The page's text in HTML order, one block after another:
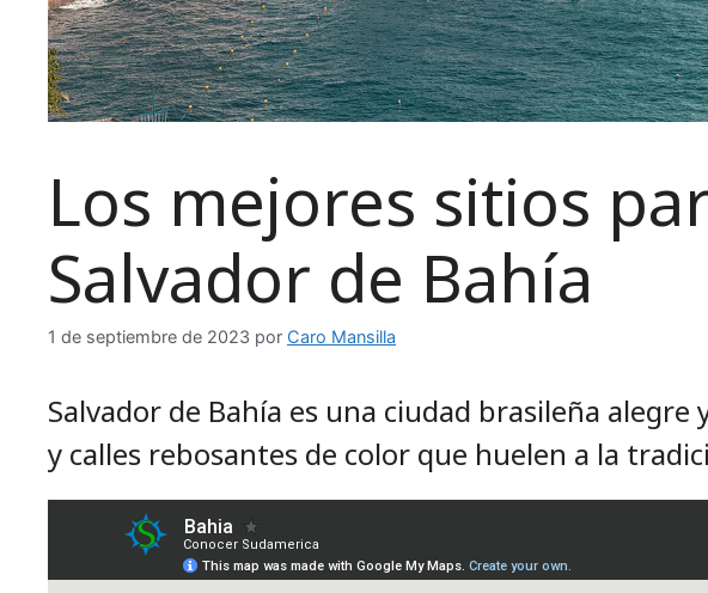
Los mejores sitios
Salvador de Bahía
1 de septiembre de 2023 por Caro Mansilla
Salvador de Bahía es una ciudad brasileña
y calles rebosantes de color que huelen a la